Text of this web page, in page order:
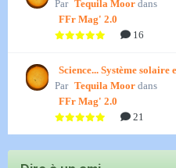
Par Tequila Moor dans
FFr Mag' 2.0
16
Science... Système
Par Tequila Moor dans
FFr Mag' 2.0
21